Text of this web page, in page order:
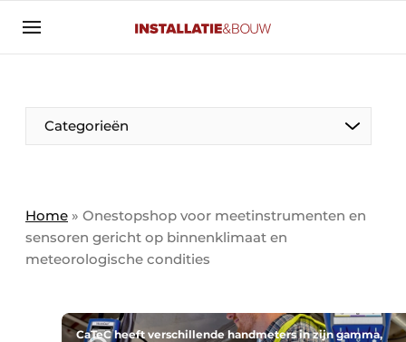
Aanmelden
Banner overzicht
BedrijvenAanmeldenBedankt voor de aanmelding
Contact
Evenement aanmelden
Home
Nieuwsbrief
Categorieën
Algemeen
Home » Onestopshop voor meetinstrumenten en
sensoren gericht op binnenklimaat en
meteorologische condities
CaTeC heeft verschillende handmeters in zijn gamma,